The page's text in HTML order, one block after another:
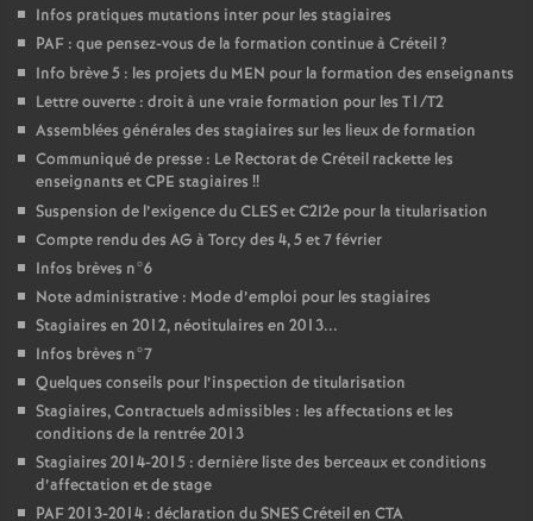
Infos pratiques mutations inter pour les stagiaires
PAF : que pensez-vous de la formation continue à Créteil?
Info brève 5 : les projets du MEN pour la formation des enseignants
Lettre ouverte : droit à une vraie formation pour les T1/T2
Assemblées générales des stagiaires sur les lieux de formation
Communiqué de presse : Le Rectorat de Créteil rackette les
enseignants etCPE stagiaires !!
Suspension de l’exigence duCLESet C2I2e pour la titularisation
Compte rendu des AG à Torcy des 4, 5 et 7 février
Infos brèves n°6
Note administrative : Mode d’emploi pour les stagiaires
Stagiaires en 2012, néotitulaires en 2013...
Infos brèves n°7
Quelques conseils pour l’inspection de titularisation
Stagiaires, Contractuels admissibles : les affectations et les
conditions de la rentrée 2013
Stagiaires 2014-2015 : dernière liste des berceaux et conditions
d’affectation et de stage
PAF2013-2014 : déclaration duSNESCréteil en CTA